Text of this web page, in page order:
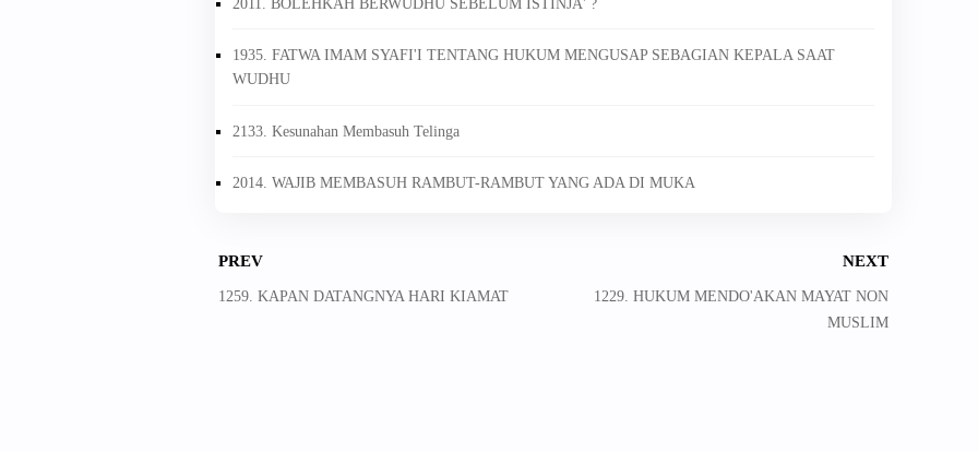
2011. BOLEHKAH BERWUDHU SEBELUM ISTINJA' ?
1935. FATWA IMAM SYAFI'I TENTANG HUKUM MENGUSAP SEBAGIAN KEPALA SAAT
WUDHU
2133. Kesunahan Membasuh Telinga
2014. WAJIB MEMBASUH RAMBUT-RAMBUT YANG ADA DI MUKA
PREV
1259. KAPAN DATANGNYA HARI KIAMAT
NEXT
1229. HUKUM MENDO'AKAN MAYAT NON
MUSLIM